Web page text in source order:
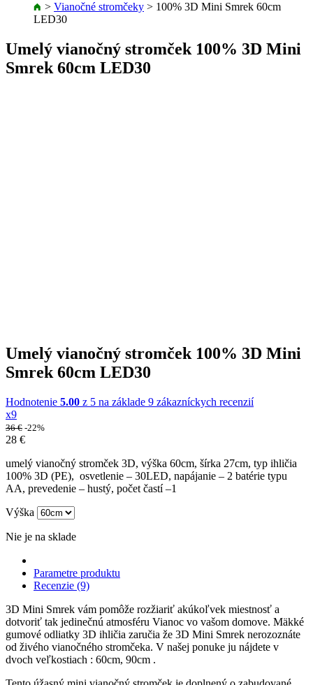
> Vianočné stromčeky > 100% 3D Mini Smrek 60cm
LED30
Umelý vianočný stromček 100% 3D Mini
Smrek 60cm LED30
Umelý vianočný stromček 100% 3D Mini
Smrek 60cm LED30
Hodnotenie 5.00 z 5 na základe 9 zákazníckych recenzií
x9
36€ -22%
28 €
umelý vianočný stromček 3D, výška 60cm, šírka 27cm, typ ihličia
100% 3D (PE), osvetlenie – 30LED, napájanie – 2 batérie typu
AA, prevedenie – hustý, počet častí –1
Výška
Nie je na sklade
Parametre produktu
Recenzie (9)
3D Mini Smrek vám pomôže rozžiariť akúkoľvek miestnosť a
dotvoriť tak jedinečnú atmosféru Vianoc vo vašom domove. Mäkké
gumové odliatky 3D ihličia zaručia že 3D Mini Smrek nerozoznáte
od živého vianočného stromčeka. V našej ponuke ju nájdete v
dvoch veľkostiach : 60cm, 90cm .